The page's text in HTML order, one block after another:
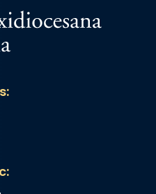
raïms aigualits;
els dits»,
Cristiana